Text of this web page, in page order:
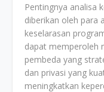
Pentingnya analisa
diberikan oleh para
keselarasan
dapat memperoleh
pembeda yang
dan privasi yang
meningkatkan